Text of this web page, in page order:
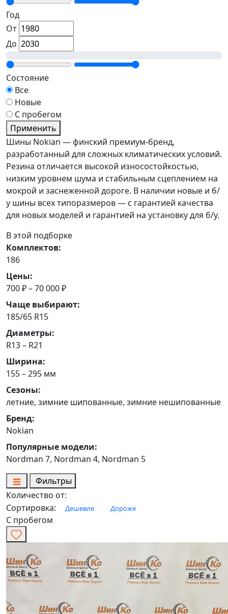
Год
От
До
Состояние
Все
Новые
С пробегом
Применить
Шины Nokian — финский премиум-бренд,
разработанный для сложных климатических условий.
Резина отличается высокой износостойкостью,
низким уровнем шума и стабильным сцеплением на
мокрой и заснеженной дороге. В наличии новые и б/
у шины всех типоразмеров — с гарантией качества
для новых моделей и гарантией на установку для б/у.
В этой подборке
Комплектов:
186
Цены:
700 ₽ – 70 000 ₽
Чаще выбирают:
185/65 R15
Диаметры:
R13 – R21
Ширина:
155 – 295 мм
Сезоны:
летние, зимние шипованные, зимние нешипованные
Бренд:
Nokian
Популярные модели:
Nordman 7, Nordman 4, Nordman 5
Фильтры
Количество от:
Сортировка:
Дешевле Дороже
С пробегом